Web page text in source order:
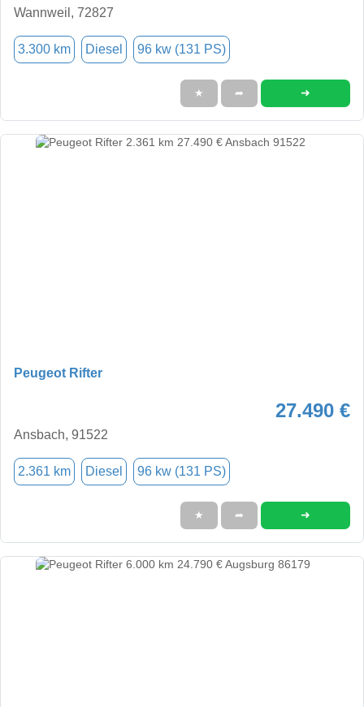
Wannweil, 72827
3.300 km Diesel 96 kw (131 PS)
★ ➦ ➜
Peugeot Rifter
27.490 €
Ansbach, 91522
2.361 km Diesel 96 kw (131 PS)
★ ➦ ➜